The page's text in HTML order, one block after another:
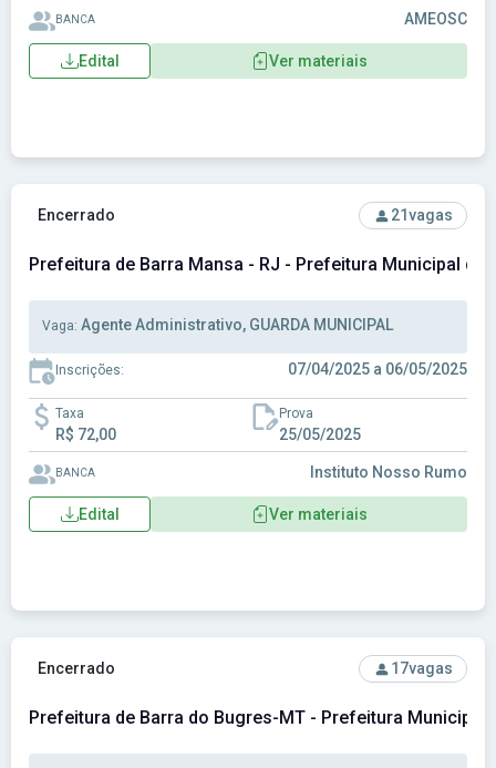
BANCA AMEOSC
Edital Ver materiais
Ver concurso: Prefeitura de Barra Mansa - RJ - Prefeitura
Encerrado 21vagas
Prefeitura de Barra Mansa - RJ - Prefeitura Municipal de
Vaga: Agente Administrativo, GUARDA MUNICIPAL
Inscrições: 07/04/2025 a 06/05/2025
Taxa
R$ 72,00
Prova
25/05/2025
BANCA Instituto Nosso Rumo
Edital Ver materiais
Ver concurso: Prefeitura de Barra do Bugres-MT -
Encerrado 17vagas
Prefeitura de Barra do Bugres-MT - Prefeitura Municipal